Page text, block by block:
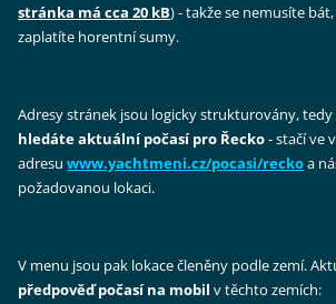
stránka má cca 20 kB) - takže se nemusíte
zaplatíte horentní sumy.
Adresy stránek jsou logicky strukturovány,
hledáte aktuální počasí pro Řecko- stačí ve
adresuwww.yachtmeni.cz/pocasi/reckoa
požadovanou lokaci.
V menu jsou pak lokace členěny podle zemí.
předpověď počasí na mobil v těchto zemích: